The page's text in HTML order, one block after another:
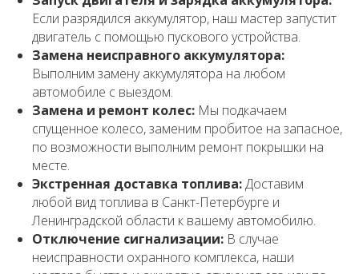
Если разрядился аккумулятор, наш мастер запустит
двигатель с помощью пускового устройства.
Замена неисправного аккумулятора:
Выполним замену аккумулятора на любом
автомобиле с выездом.
Замена и ремонт колес: Мы подкачаем
спущенное колесо, заменим пробитое на запасное,
по возможности выполним ремонт покрышки на
месте.
Экстренная доставка топлива:Доставим
любой вид топлива в Санкт-Петербурге и
Ленинградской области к вашему автомобилю.
Отключение сигнализации: В случае
неисправности охранного комплекса, наши